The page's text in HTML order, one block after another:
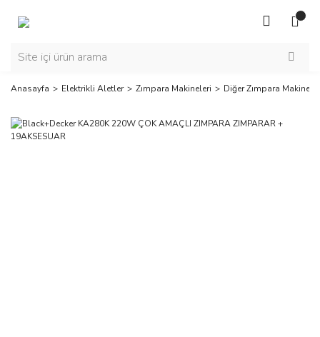
Anasayfa Elektrikli Aletler Zımpara Makineleri Diğer Zımpara